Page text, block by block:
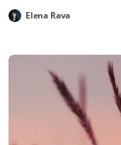
Elena Rava